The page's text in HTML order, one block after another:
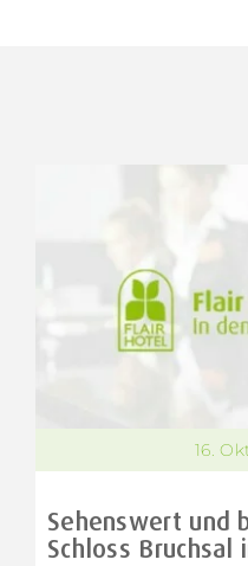
16.
Sehenswert und
Schloss Bruchsal